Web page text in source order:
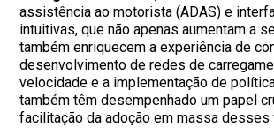
assistência ao motorista (ADAS) e
intuitivas, que não apenas aumentam a
também enriquecem a experiência de
desenvolvimento de redes de
velocidade e a implementação de
também têm desempenhado um papel
facilitação da adoção em massa desses